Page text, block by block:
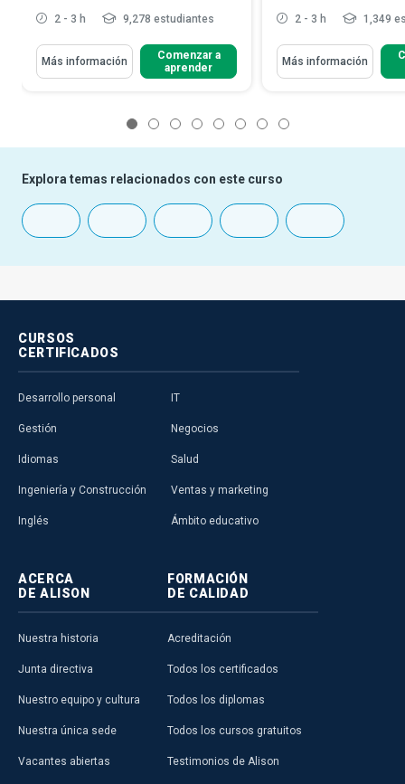
2 - 3 h 9,278 estudiantes
Más información
Comenzar a
aprender
2 - 3 h 1,349
Más información
Explora temas relacionados con este curso
CURSOS
CERTIFICADOS
Desarrollo personal
Gestión
Idiomas
Ingeniería y Construcción
Inglés
IT
Negocios
Salud
Ventas y marketing
Ámbito educativo
ACERCA
DE ALISON
Nuestra historia
Junta directiva
Nuestro equipo y cultura
Nuestra única sede
Vacantes abiertas
FORMACIÓN
DE CALIDAD
Acreditación
Todos los certificados
Todos los diplomas
Todos los cursos gratuitos
Testimonios de Alison